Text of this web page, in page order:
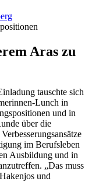
Aras zu
tauschte sich
Lunch in
und in
über die
im Berufsleben
Ausbildung und in
„Das muss
und